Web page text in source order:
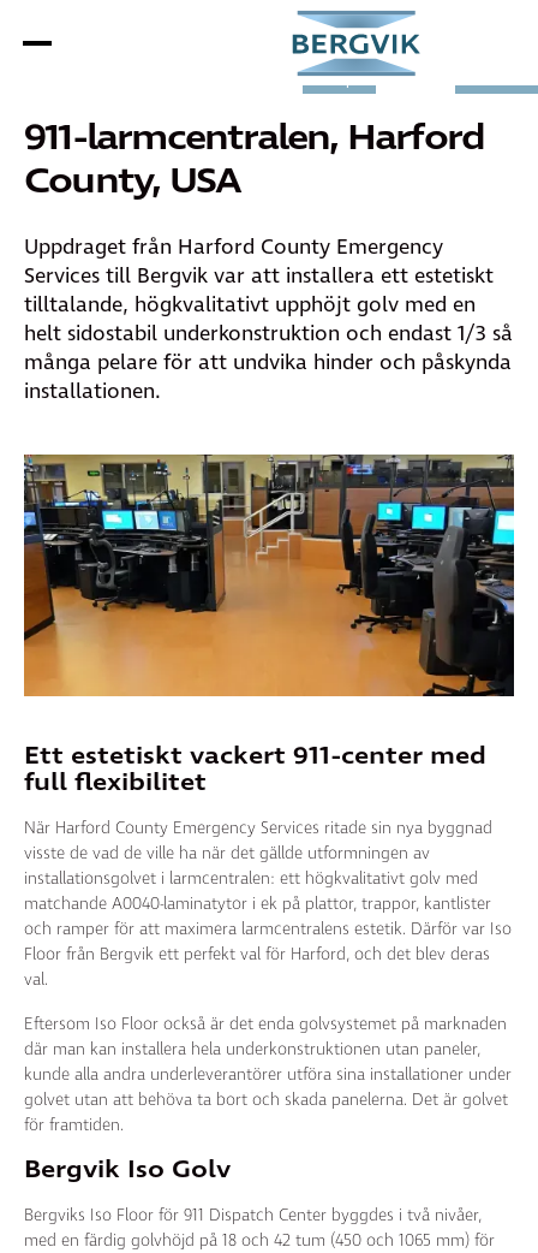
Övriga
Europa
Sverige
911-larmcentralen, Harford
County, USA
Uppdraget från Harford County Emergency
Services till Bergvik var att installera ett estetiskt
tilltalande, högkvalitativt upphöjt golv med en
helt sidostabil underkonstruktion och endast 1/3 så
många pelare för att undvika hinder och påskynda
installationen.
Ett estetiskt vackert 911-center med
full flexibilitet
När Harford County Emergency Services ritade sin nya byggnad
visste de vad de ville ha när det gällde utformningen av
installationsgolvet i larmcentralen: ett högkvalitativt golv med
matchande A0040-laminatytor i ek på plattor, trappor, kantlister
och ramper för att maximera larmcentralens estetik. Därför var Iso
Floor från Bergvik ett perfekt val för Harford, och det blev deras
val.
Eftersom Iso Floor också är det enda golvsystemet på marknaden
där man kan installera hela underkonstruktionen utan paneler,
kunde alla andra underleverantörer utföra sina installationer under
golvet utan att behöva ta bort och skada panelerna. Det är golvet
för framtiden.
Bergvik Iso Golv
Bergviks Iso Floor för 911 Dispatch Center byggdes i två nivåer,
med en färdig golvhöjd på 18 och 42 tum (450 och 1065 mm) för